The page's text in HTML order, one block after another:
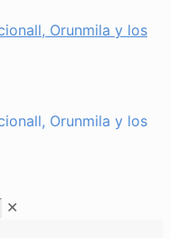
✕